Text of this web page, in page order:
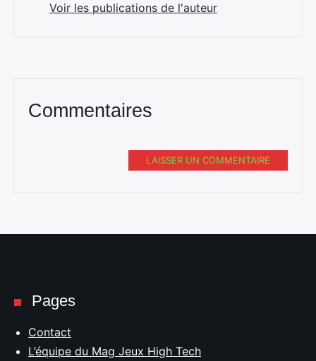
Voir les publications de l'auteur
Commentaires
LAISSER UN COMMENTAIRE
Pages
Contact
L’équipe du Mag Jeux High Tech